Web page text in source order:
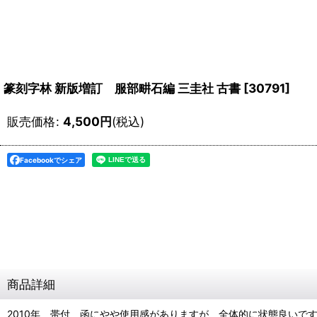
篆刻字林 新版増訂 服部畊石編 三圭社 古書 [30791]
販売価格: 4,500円(税込)
Facebookでシェア
商品詳細
2010年 帯付 函にやや使用感がありますが、全体的に状態良いです